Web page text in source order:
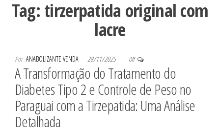
Tag: tirzerpatida original com
lacre
Por ANABOLIZANTE VENDA 28/11/2025 Off
A Transformação do Tratamento do
Diabetes Tipo 2 e Controle de Peso no
Paraguai com a Tirzepatida: Uma Análise
Detalhada